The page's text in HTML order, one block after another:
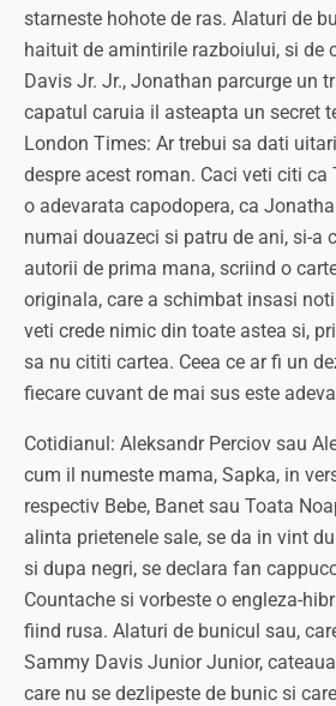
starneste hohote de ras. Alaturi de
haituit de amintirile razboiului, si de
Davis Jr. Jr., Jonathan parcurge un
capatul caruia il asteapta un secret
London Times: Ar trebui sa dati
despre acest roman. Caci veti citi
o adevarata capodopera, ca
numai douazeci si patru de ani, si-a
autorii de prima mana, scriind o
originala, care a schimbat insasi
veti crede nimic din toate astea si,
sa nu cititi cartea. Ceea ce ar fi un
fiecare cuvant de mai sus este
Cotidianul: Aleksandr Perciov sau
cum il numeste mama, Sapka, in
respectiv Bebe, Banet sau Toata
alinta prietenele sale, se da in vint
si dupa negri, se declara fan
Countache si vorbeste o engleza-
fiind rusa. Alaturi de bunicul sau,
Sammy Davis Junior Junior,
care nu se dezlipeste de bunic si